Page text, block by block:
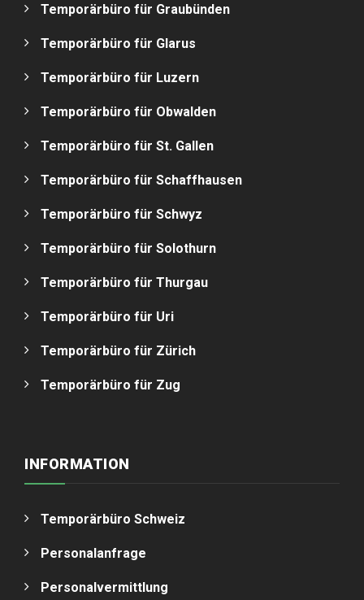
Temporärbüro für Graubünden
Temporärbüro für Glarus
Temporärbüro für Luzern
Temporärbüro für Obwalden
Temporärbüro für St. Gallen
Temporärbüro für Schaffhausen
Temporärbüro für Schwyz
Temporärbüro für Solothurn
Temporärbüro für Thurgau
Temporärbüro für Uri
Temporärbüro für Zürich
Temporärbüro für Zug
INFORMATION
Temporärbüro Schweiz
Personalanfrage
Personalvermittlung